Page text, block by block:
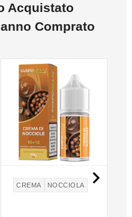
Acquistato
Comprato
CREMA NOCCIOLA 